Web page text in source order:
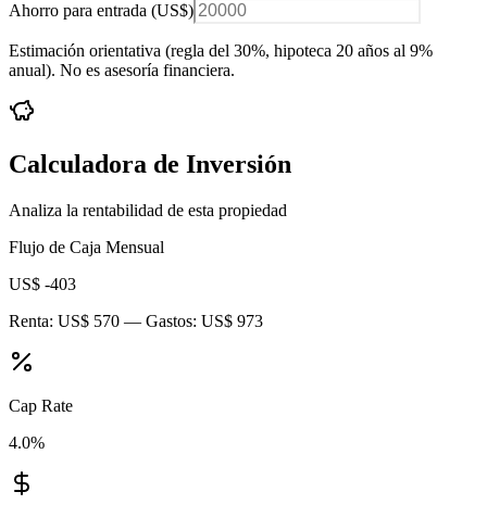
Ahorro para entrada (US$)
Estimación orientativa (regla del 30%, hipoteca 20 años al 9%
anual). No es asesoría financiera.
Calculadora de Inversión
Analiza la rentabilidad de esta propiedad
Flujo de Caja Mensual
US$ -403
Renta: US$ 570 — Gastos: US$ 973
Cap Rate
4.0%